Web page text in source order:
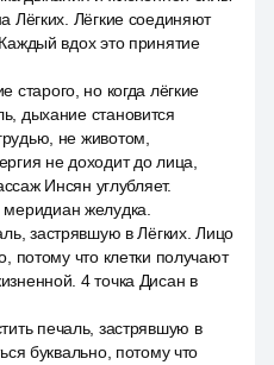
Лёгких. Лёгкие соединяют
вдох это принятие
старого, но когда лёгкие
дыхание становится
не животом,
не доходит до лица,
Инсян углубляет.
желудка.
застрявшую в Лёгких. Лицо
потому что клетки получают
4 точка Дисан в
печаль, застрявшую в
буквально, потому что